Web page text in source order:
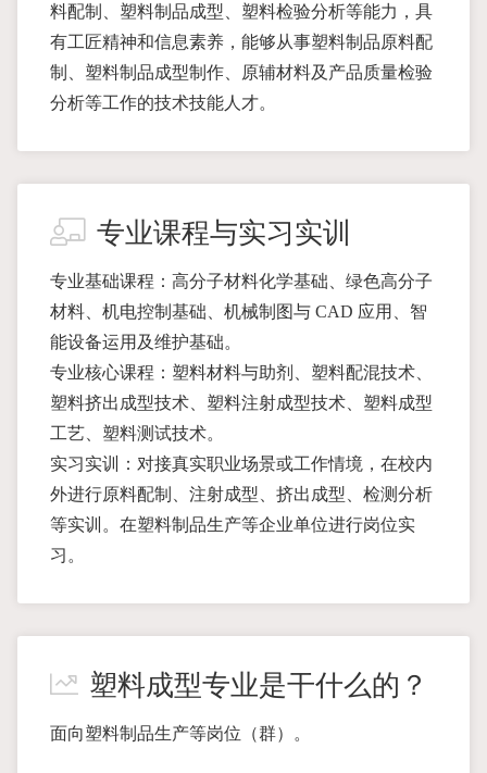
料配制、塑料制品成型、塑料检验分析等能力，具
有工匠精神和信息素养，能够从事塑料制品原料配
制、塑料制品成型制作、原辅材料及产品质量检验
分析等工作的技术技能人才。
专业课程与实习实训
专业基础课程：高分子材料化学基础、绿色高分子
材料、机电控制基础、机械制图与 CAD 应用、智
能设备运用及维护基础。
专业核心课程：塑料材料与助剂、塑料配混技术、
塑料挤出成型技术、塑料注射成型技术、塑料成型
工艺、塑料测试技术。
实习实训：对接真实职业场景或工作情境，在校内
外进行原料配制、注射成型、挤出成型、检测分析
等实训。在塑料制品生产等企业单位进行岗位实
习。
塑料成型专业是干什么的？
面向塑料制品生产等岗位（群）。